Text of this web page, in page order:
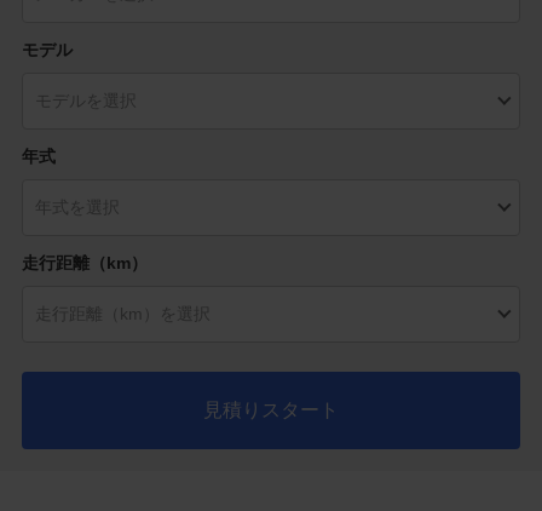
モデル
年式
走行距離（km）
見積りスタート